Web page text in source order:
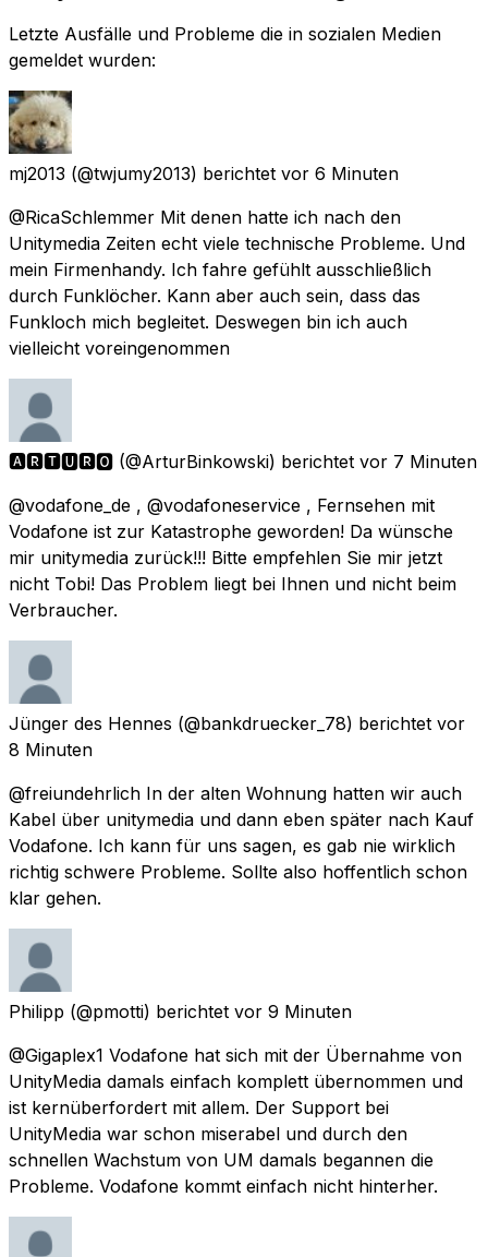
Letzte Ausfälle und Probleme die in sozialen Medien
gemeldet wurden:
mj2013 (@twjumy2013) berichtet vor 6 Minuten
@RicaSchlemmer Mit denen hatte ich nach den
Unitymedia Zeiten echt viele technische Probleme. Und
mein Firmenhandy. Ich fahre gefühlt ausschließlich
durch Funklöcher. Kann aber auch sein, dass das
Funkloch mich begleitet. Deswegen bin ich auch
vielleicht voreingenommen
🅰🆁🆃🆄🆁🅾 (@ArturBinkowski) berichtet vor 7 Minuten
@vodafone_de , @vodafoneservice , Fernsehen mit
Vodafone ist zur Katastrophe geworden! Da wünsche
mir unitymedia zurück!!! Bitte empfehlen Sie mir jetzt
nicht Tobi! Das Problem liegt bei Ihnen und nicht beim
Verbraucher.
Jünger des Hennes (@bankdruecker_78) berichtet vor
8 Minuten
@freiundehrlich In der alten Wohnung hatten wir auch
Kabel über unitymedia und dann eben später nach Kauf
Vodafone. Ich kann für uns sagen, es gab nie wirklich
richtig schwere Probleme. Sollte also hoffentlich schon
klar gehen.
Philipp (@pmotti) berichtet vor 9 Minuten
@Gigaplex1 Vodafone hat sich mit der Übernahme von
UnityMedia damals einfach komplett übernommen und
ist kernüberfordert mit allem. Der Support bei
UnityMedia war schon miserabel und durch den
schnellen Wachstum von UM damals begannen die
Probleme. Vodafone kommt einfach nicht hinterher.